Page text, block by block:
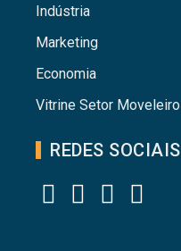
Indústria
Marketing
Economia
Vitrine Setor Moveleiro
REDES SOCIAIS